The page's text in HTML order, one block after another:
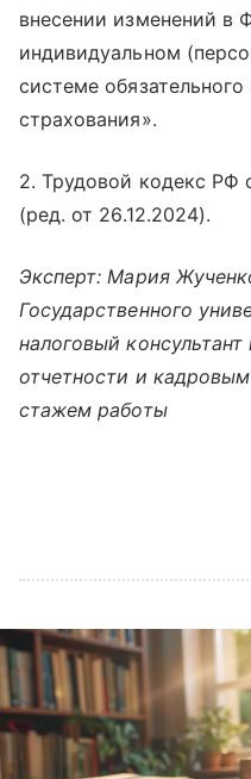
внесении изменений в
индивидуальном
системе обязательного
страхования».
2. Трудовой кодекс РФ
(ред. от 26.12.2024).
Эксперт: Мария
Государственного
налоговый
отчетности и
стажем работы